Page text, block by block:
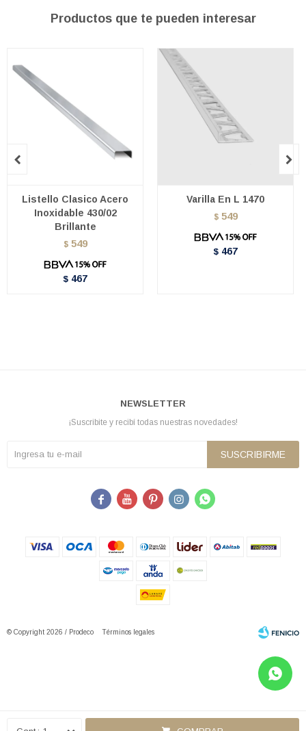
Productos que te pueden interesar
Listello Clasico Acero
Inoxidable 430/02
Brillante
$ 549
$ 467
Varilla En L 1470
$ 549
$ 467
 
NEWSLETTER
¡Suscribite y recibí todas nuestras novedades!
SUSCRIBIRME
    
© Copyright 2026 / Prodeco Términos legales